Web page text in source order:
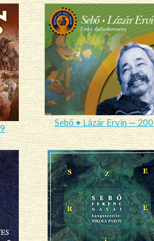
Sebő • Lázár Ervin —